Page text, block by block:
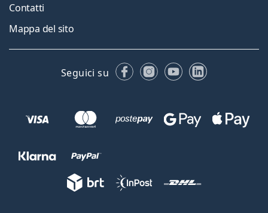
Contatti
Mappa del sito
Seguici su FacebookInstagram
YouTubeLinkedIn